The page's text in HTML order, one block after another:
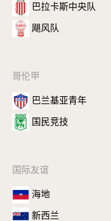
巴拉卡斯中央队
飓风队
哥伦甲
巴兰基亚青年
国民竞技
国际友谊
海地
新西兰